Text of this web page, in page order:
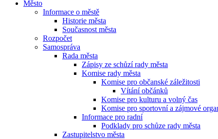
Město
Informace o městě
Historie města
Současnost města
Rozpočet
Samospráva
Rada města
Zápisy ze schůzí rady města
Komise rady města
Komise pro občanské záležitosti
Vítání občánků
Komise pro kulturu a volný čas
Komise pro sportovní a zájmové
Informace pro radní
Podklady pro schůze rady města
Zastupitelstvo města